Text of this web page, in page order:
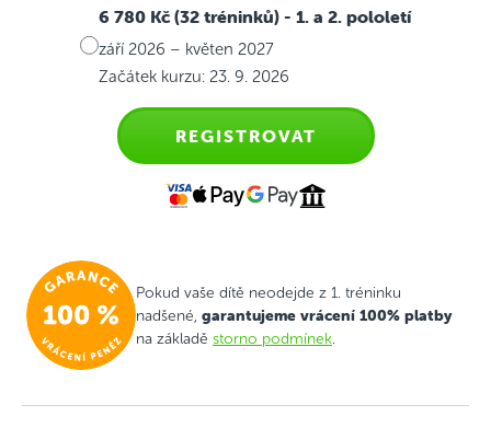
6 780 Kč (32 tréninků) - 1. a 2. pololetí
září 2026 – květen 2027
Začátek kurzu: 23. 9. 2026
REGISTROVAT
Pokud vaše dítě neodejde z 1. tréninku
nadšené, garantujeme vrácení 100% platby
na základě storno podmínek